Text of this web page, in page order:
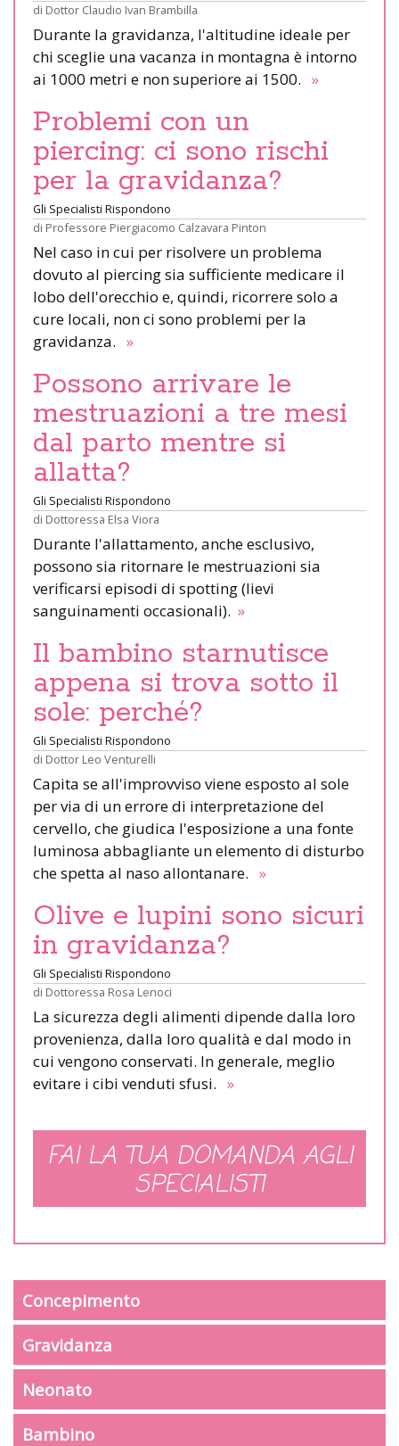
di Dottor Claudio Ivan Brambilla
Durante la gravidanza, l'altitudine ideale per
chi sceglie una vacanza in montagna è intorno
ai 1000 metri e non superiore ai 1500. »
Problemi con un
piercing: ci sono rischi
per la gravidanza?
Gli Specialisti Rispondono
di Professore Piergiacomo Calzavara Pinton
Nel caso in cui per risolvere un problema
dovuto al piercing sia sufficiente medicare il
lobo dell'orecchio e, quindi, ricorrere solo a
cure locali, non ci sono problemi per la
gravidanza. »
Possono arrivare le
mestruazioni a tre mesi
dal parto mentre si
allatta?
Gli Specialisti Rispondono
di Dottoressa Elsa Viora
Durante l'allattamento, anche esclusivo,
possono sia ritornare le mestruazioni sia
verificarsi episodi di spotting (lievi
sanguinamenti occasionali). »
Il bambino starnutisce
appena si trova sotto il
sole: perché?
Gli Specialisti Rispondono
di Dottor Leo Venturelli
Capita se all'improvviso viene esposto al sole
per via di un errore di interpretazione del
cervello, che giudica l'esposizione a una fonte
luminosa abbagliante un elemento di disturbo
che spetta al naso allontanare. »
Olive e lupini sono sicuri
in gravidanza?
Gli Specialisti Rispondono
di Dottoressa Rosa Lenoci
La sicurezza degli alimenti dipende dalla loro
provenienza, dalla loro qualità e dal modo in
cui vengono conservati. In generale, meglio
evitare i cibi venduti sfusi. »
FAI LA TUA DOMANDA AGLI
SPECIALISTI
Concepimento
Gravidanza
Neonato
Bambino